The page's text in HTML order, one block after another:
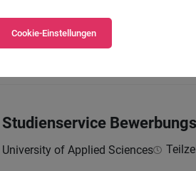
GmbH Vollzeit
University of Applied Sciences
Cookie-Einstellungen